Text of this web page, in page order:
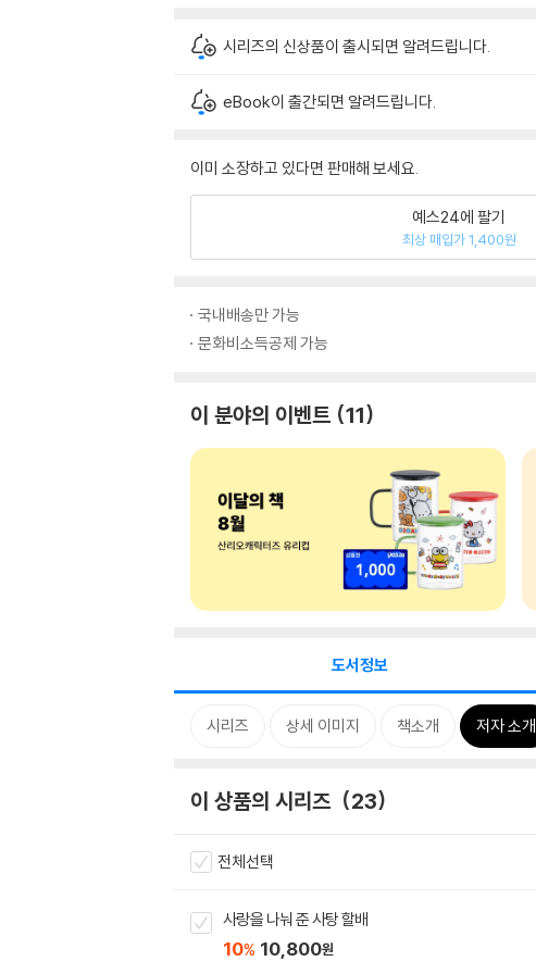
시리즈의 신상품이 출시되면 알려드립니다.
eBook이 출간되면 알려드립니다.
이미 소장하고 있다면 판매해 보세요.
예스24에 팔기
최상 매입가 1,400원
국내배송만 가능
문화비소득공제 가능
이 분야의 이벤트 11
도서정보
시리즈 상세 이미지 책소개 저자 소개
이 상품의 시리즈 23
전체선택
사랑을 나눠 준 사탕 할배
10% 10,800원